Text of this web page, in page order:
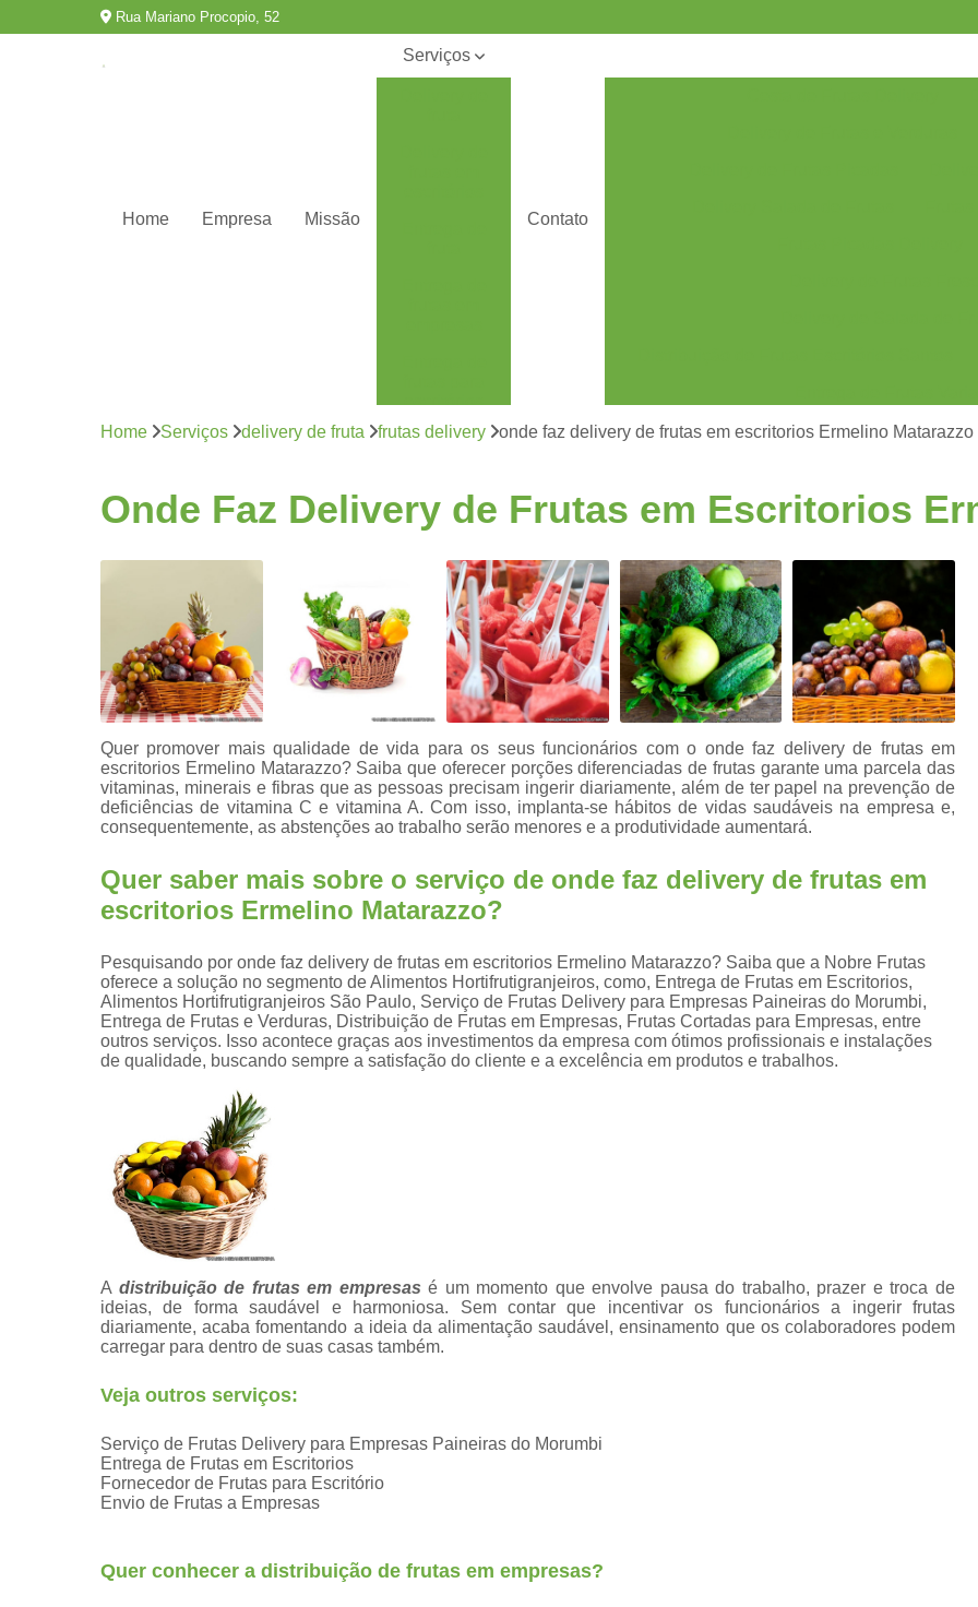
Rua Mariano Procopio, 52
Home Empresa Missão
Serviços
escritórios
Fornecedores
higienizada
empresas
Frutas
congeladas
Frutas
cortadas
Frutas
processadas
Kit lanche
Potes de
frutas
Saladas de
frutas para
empresas
Contato
Entrega Semanal de
Fornecimento de Frutas para Escritórios
Frutas Selecionadas
Serviço de Delivery de Frutas
Entrega de Frutas e Verduras
Entrega de Frutas em Escritorios
Entrega de Frutas no Trabalho
Entrega de Frutas Processadas
Delivery de Frutas para Empresas Santos
Entrega de Frutas
Entrega de Frutas
Entrega Diária de
Entrega Semanal de
Fornecimento de
Fornecimento de
Fornecimento Semanal
Serviço de Frutas para Empresas
Serviço de Delivery de Fruta em Escritorios
Serviço Delivery de Fruta em
Home Serviços delivery de fruta frutas delivery onde faz delivery de frutas em escritorios Ermelino Matarazzo
Onde Faz Delivery de Frutas em Escritorios
Quer promover mais qualidade de vida para os seus funcionários com o onde faz delivery de frutas em
escritorios Ermelino Matarazzo? Saiba que oferecer porções diferenciadas de frutas garante uma parcela das
vitaminas, minerais e fibras que as pessoas precisam ingerir diariamente, além de ter papel na prevenção de
deficiências de vitamina C e vitamina A. Com isso, implanta-se hábitos de vidas saudáveis na empresa e,
consequentemente, as abstenções ao trabalho serão menores e a produtividade aumentará.
Quer saber mais sobre o serviço de onde faz delivery de frutas em
escritorios Ermelino Matarazzo?
Pesquisando por onde faz delivery de frutas em escritorios Ermelino Matarazzo? Saiba que a Nobre Frutas
oferece a solução no segmento de Alimentos Hortifrutigranjeiros, como, Entrega de Frutas em Escritorios,
Alimentos Hortifrutigranjeiros São Paulo, Serviço de Frutas Delivery para Empresas Paineiras do Morumbi,
Entrega de Frutas e Verduras, Distribuição de Frutas em Empresas, Frutas Cortadas para Empresas, entre
outros serviços. Isso acontece graças aos investimentos da empresa com ótimos profissionais e instalações
de qualidade, buscando sempre a satisfação do cliente e a excelência em produtos e trabalhos.
A distribuição de frutas em empresas é um momento que envolve pausa do trabalho, prazer e troca de
ideias, de forma saudável e harmoniosa. Sem contar que incentivar os funcionários a ingerir frutas
diariamente, acaba fomentando a ideia da alimentação saudável, ensinamento que os colaboradores podem
carregar para dentro de suas casas também.
Veja outros serviços:
Serviço de Frutas Delivery para Empresas Paineiras do Morumbi
Entrega de Frutas em Escritorios
Fornecedor de Frutas para Escritório
Envio de Frutas a Empresas
Quer conhecer a distribuição de frutas em empresas?